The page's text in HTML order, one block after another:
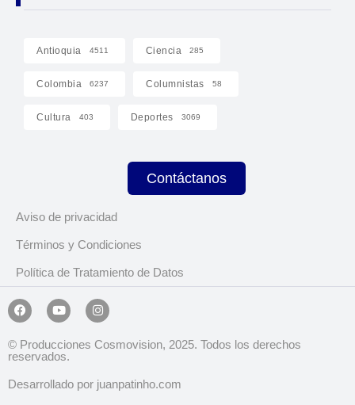
Antioquia 4511 Ciencia 285
Colombia 6237 Columnistas 58
Cultura 403 Deportes 3069
Contáctanos
Aviso de privacidad
Términos y Condiciones
Política de Tratamiento de Datos
© Producciones Cosmovision, 2025. Todos los derechos
reservados.
Desarrollado por juanpatinho.com